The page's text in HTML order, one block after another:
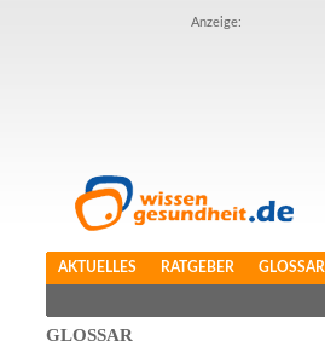
Anzeige:
AKTUELLES RATGEBER GLOSSAR
GLOSSAR